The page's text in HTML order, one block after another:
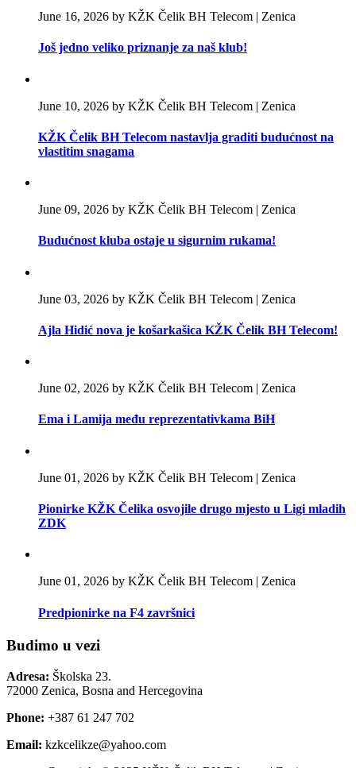
June 16, 2026 by KŽK Čelik BH Telecom | Zenica
Još jedno veliko priznanje za naš klub!
June 10, 2026 by KŽK Čelik BH Telecom | Zenica
KŽK Čelik BH Telecom nastavlja graditi budućnost na
vlastitim snagama
June 09, 2026 by KŽK Čelik BH Telecom | Zenica
Budućnost kluba ostaje u sigurnim rukama!
June 03, 2026 by KŽK Čelik BH Telecom | Zenica
Ajla Hidić nova je košarkašica KŽK Čelik BH Telecom!
June 02, 2026 by KŽK Čelik BH Telecom | Zenica
Ema i Lamija među reprezentativkama BiH
June 01, 2026 by KŽK Čelik BH Telecom | Zenica
Pionirke KŽK Čelika osvojile drugo mjesto u Ligi mladih
ZDK
June 01, 2026 by KŽK Čelik BH Telecom | Zenica
Predpionirke na F4 završnici
Budimo u vezi
Adresa: Školska 23.
72000 Zenica, Bosna and Hercegovina
Phone: +387 61 247 702
Email: kzkcelikze@yahoo.com